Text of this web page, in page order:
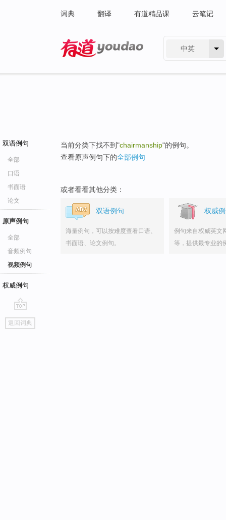
词典 翻译 有道精品课 云笔记
中英
双语例句
全部
口语
书面语
论文
原声例句
全部
音频例句
视频例句
权威例句
go
top
返回词典
当前分类下找不到"chairmanship"的例句。
查看原声例句下的全部例句
或者看看其他分类：
双语例句
海量例句，可以按难度查看口语、
书面语、论文例句。
权威
例句来自权威英文
等，提供最专业的